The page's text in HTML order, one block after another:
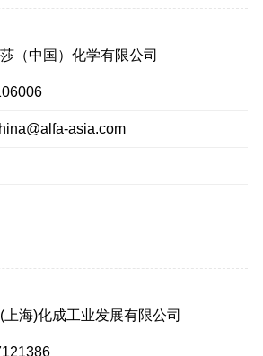
（中国）化学有限公司
asia.com
上海)化成工业发展有限公司